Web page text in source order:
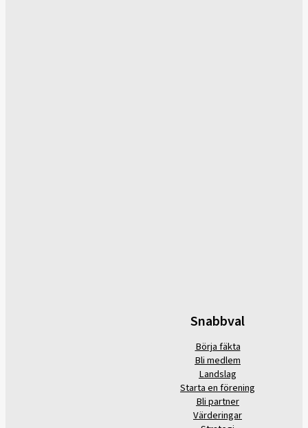
Snabbval
Börja fäkta
Bli medlem
Landslag
Starta en förening
Bli partner
Värderingar